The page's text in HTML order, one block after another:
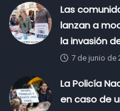
Las
lanzan a
la invasión
7 de junio de
La Policía
en caso de